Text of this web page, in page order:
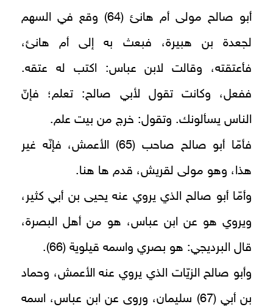
أبو صالح مولى أم هانئ (64) وقع في السهم
لجعدة بن هبيرة، فبعث به إلى أم هانئ،
فأعتقته، وقالت لابن عباس: اكتب له عتقه.
ففعل، وكانت تقول لأبي صالح: تعلم؛ فإنّ
الناس يسألونك. وتقول: خرج من بيت علم.
فأمّا أبو صالح صاحب (65) الأعمش، فإنّه غير
هذا، وهو مولى لقريش، قدم ها هنا.
وأمّا أبو صالح الذي يروي عنه يحيى بن أبي كثير،
ويروي هو عن ابن عباس، هو من أهل البصرة،
قال البرديجي: هو بصري واسمه قيلوية (66).
وأبو صالح الزيّات الذي يروي عنه الأعمش، وحماد
بن أبي (67) سليمان، وروى عن ابن عباس، اسمه